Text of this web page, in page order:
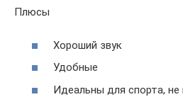
Плюсы
Хороший звук
Удобные
Идеальны для спорта,